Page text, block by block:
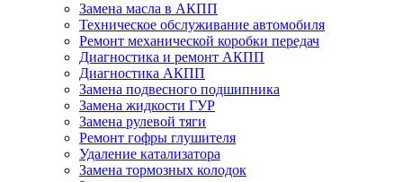
Замена масла в АКПП
Техническое обслуживание автомобиля
Ремонт механической коробки передач
Диагностика и ремонт АКПП
Диагностика АКПП
Замена подвесного подшипника
Замена жидкости ГУР
Замена рулевой тяги
Ремонт гофры глушителя
Удаление катализатора
Замена тормозных колодок